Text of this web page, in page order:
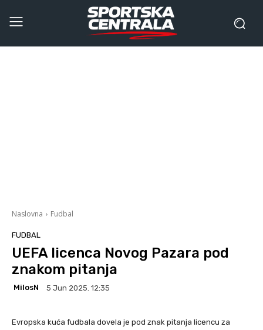
Naslovna Fudbal
FUDBAL
UEFA licenca Novog Pazara pod
znakom pitanja
MilosN 5 Jun 2025. 12:35
Evropska kuća fudbala dovela je pod znak pitanja licencu za